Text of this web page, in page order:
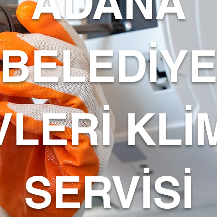
BELEDİYE
SERVİSİ